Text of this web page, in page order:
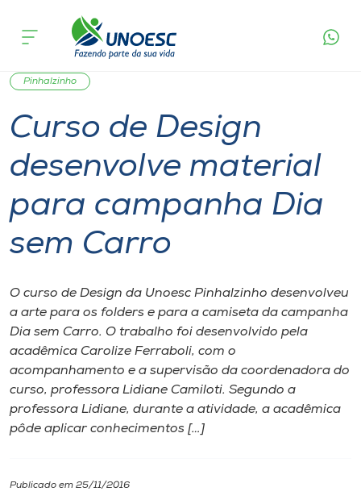
Cursos
Onde estamos
Pesquisa
Atendimento ao Estudante
Portal de Ensino
Internacionalização
I.nova
Cultura
acontece
Pinhalzinho
Curso de Design
desenvolve material
para campanha Dia
sem Carro
O curso de Design da Unoesc Pinhalzinho desenvolveu
a arte para os folders e para a camiseta da campanha
Dia sem Carro. O trabalho foi desenvolvido pela
acadêmica Carolize Ferraboli, com o
acompanhamento e a supervisão da coordenadora do
curso, professora Lidiane Camiloti. Segundo a
professora Lidiane, durante a atividade, a acadêmica
pôde aplicar conhecimentos […]
Publicado em 25/11/2016